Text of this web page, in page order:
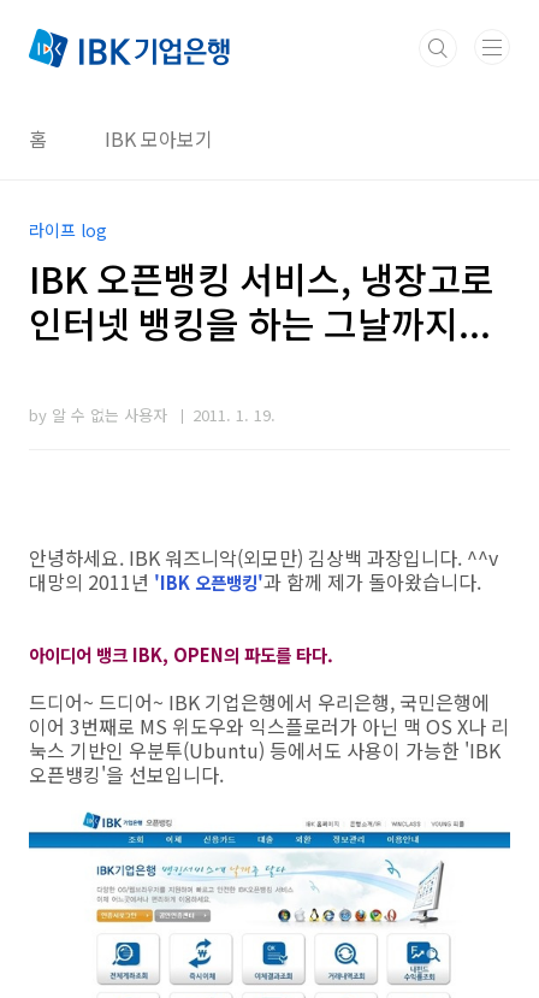
홈 IBK 모아보기
라이프 log
IBK 오픈뱅킹 서비스, 냉장고로
인터넷 뱅킹을 하는 그날까지...
by 알 수 없는 사용자 2011. 1. 19.
안녕하세요. IBK 워즈니악(외모만) 김상백 과장입니다. ^^v
대망의 2011년 'IBK 오픈뱅킹'과 함께 제가 돌아왔습니다.
아이디어 뱅크 IBK, OPEN의 파도를 타다.
드디어~ 드디어~ IBK 기업은행에서 우리은행, 국민은행에
이어 3번째로 MS 위도우와 익스플로러가 아닌 맥 OS X나 리
눅스 기반인 우분투(Ubuntu) 등에서도 사용이 가능한 'IBK
오픈뱅킹'을 선보입니다.